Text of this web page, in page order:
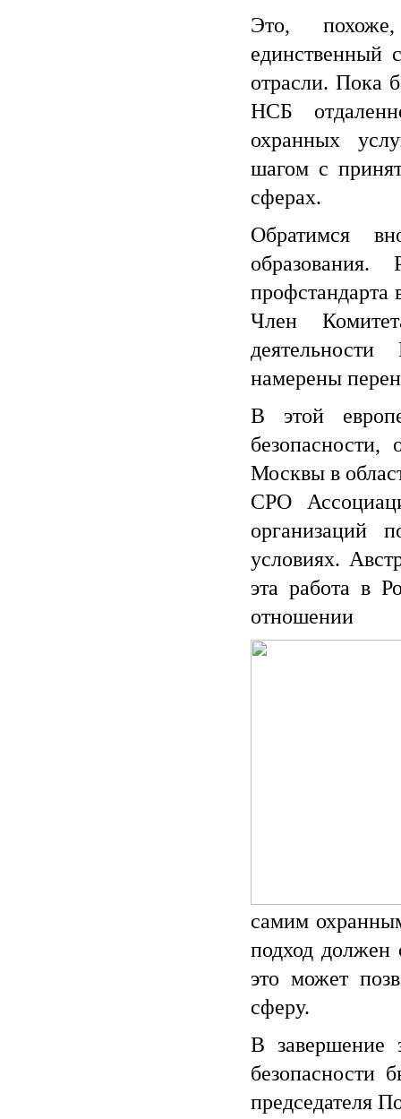
Это,
единственный
отрасли. Пока
НСБ
охранных
шагом с
сферах.
Обратимся
профстандарта
Член
намерены
В этой
Москвы в
СРО
организаций
условиях.
эта работа в
отношении
самим
подход
это может
сферу.
В завершение
безопасности
председателя